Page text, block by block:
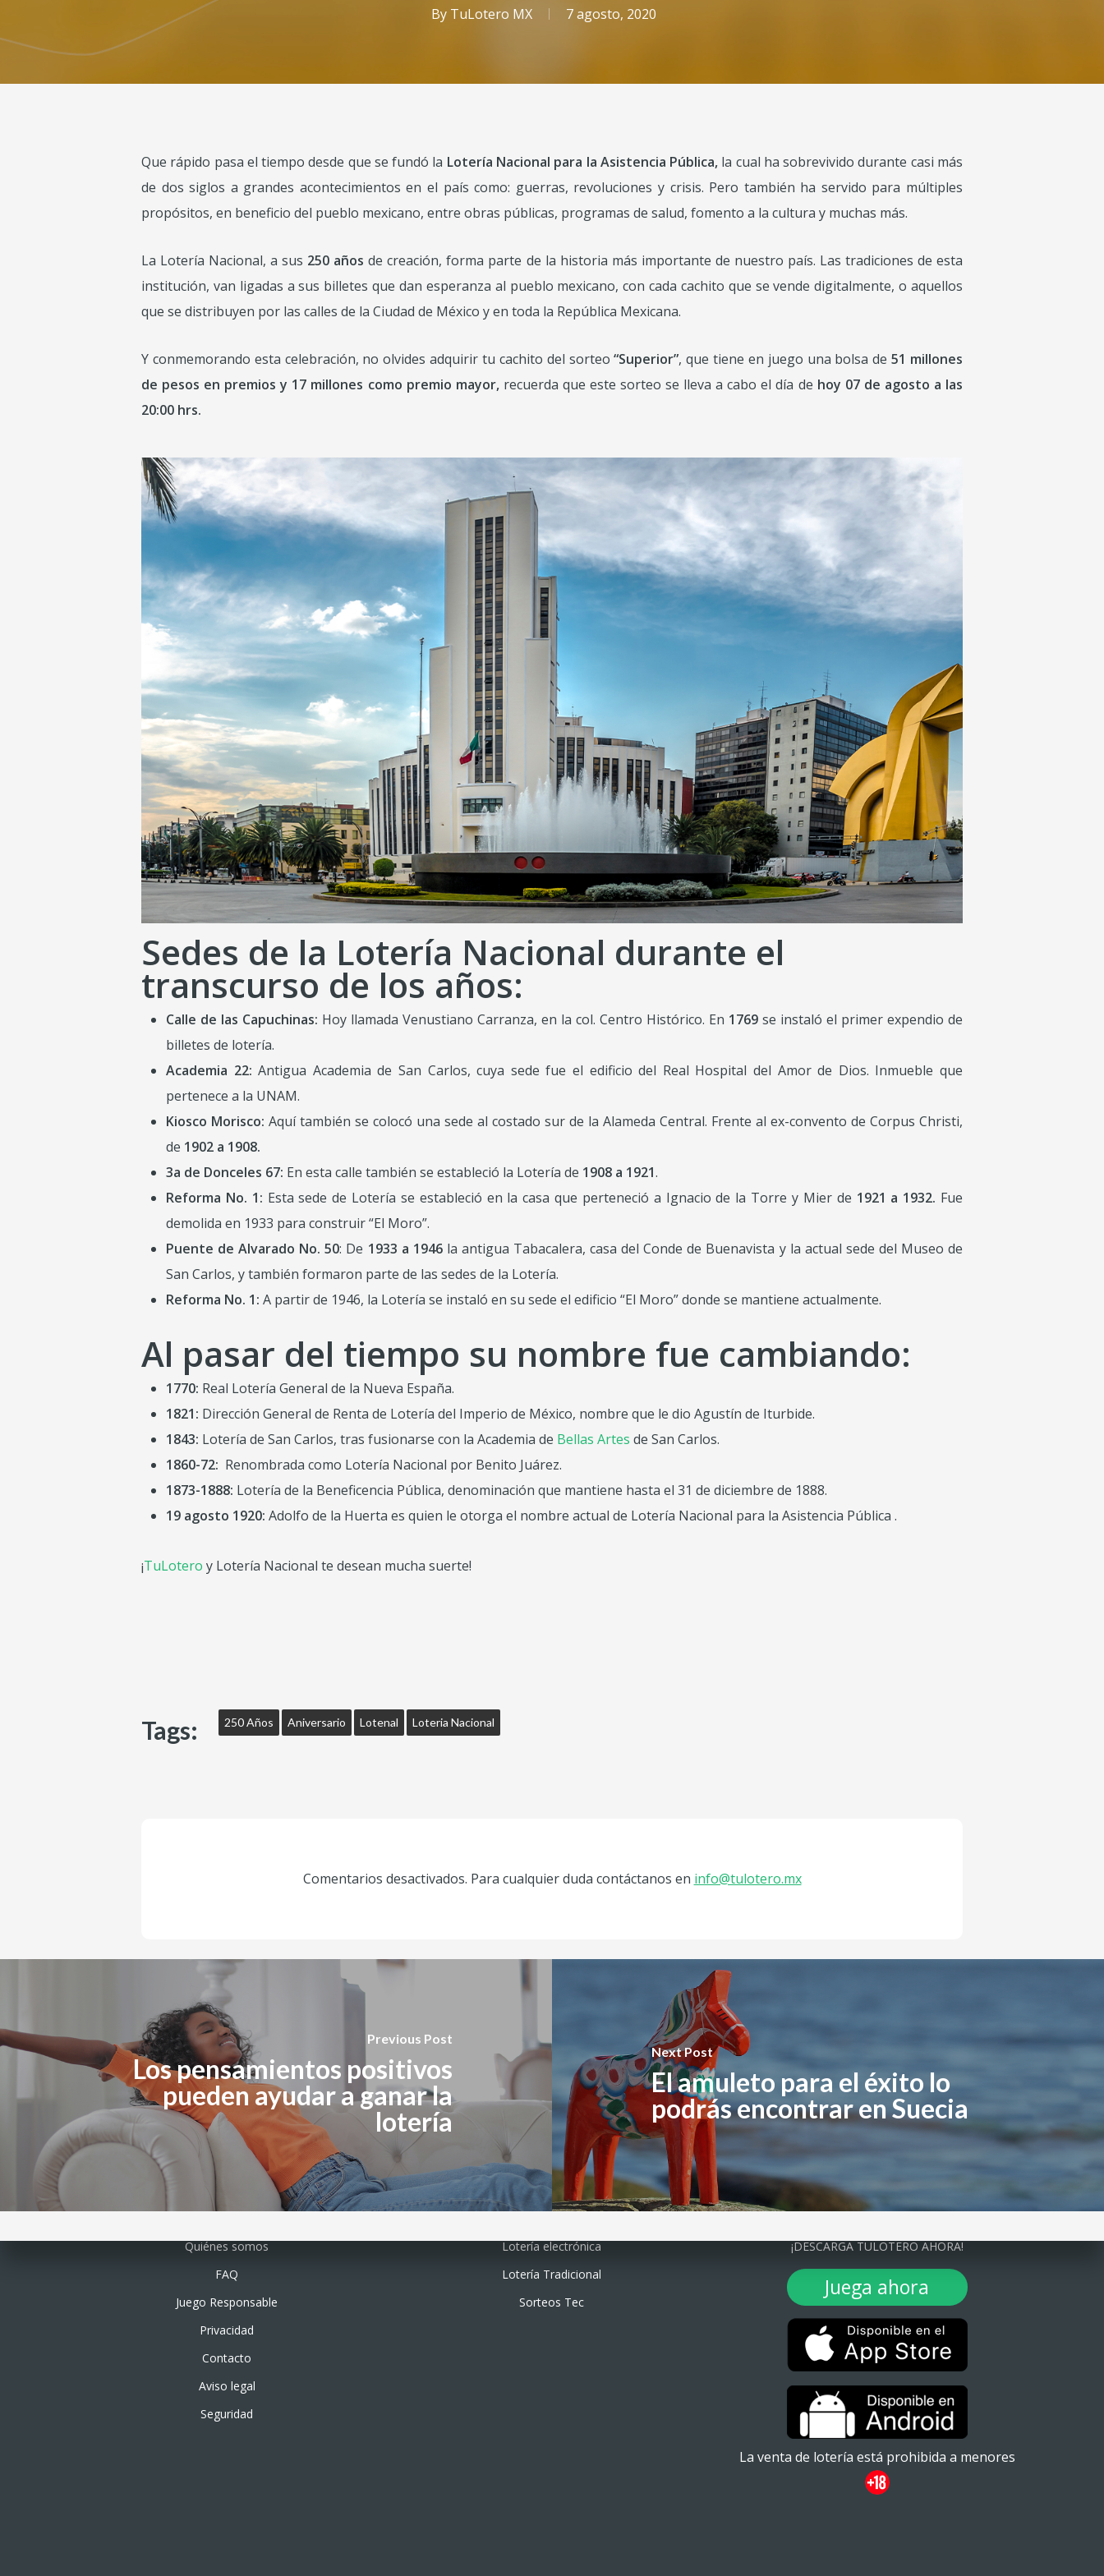
By TuLotero MX 7 agosto, 2020
Que rápido pasa el tiempo desde que se fundó la Lotería Nacional para la Asistencia Pública, la cual ha sobrevivido durante casi más
de dos siglos a grandes acontecimientos en el país como: guerras, revoluciones y crisis. Pero también ha servido para múltiples
propósitos, en beneficio del pueblo mexicano, entre obras públicas, programas de salud, fomento a la cultura y muchas más.
La Lotería Nacional, a sus 250 años de creación, forma parte de la historia más importante de nuestro país. Las tradiciones de esta
institución, van ligadas a sus billetes que dan esperanza al pueblo mexicano, con cada cachito que se vende digitalmente, o aquellos
que se distribuyen por las calles de la Ciudad de México y en toda la República Mexicana.
Y conmemorando esta celebración, no olvides adquirir tu cachito del sorteo“Superior”, que tiene en juego una bolsa de51 millones
de pesos en premios y 17 millones como premio mayor, recuerda que este sorteo se lleva a cabo el día de hoy 07 de agosto a las
20:00 hrs.
Sedes de la Lotería Nacional durante el
transcurso de los años:
Calle de las Capuchinas: Hoy llamada Venustiano Carranza, en la col. Centro Histórico. En 1769 se instaló el primer expendio de
billetes de lotería.
Academia 22: Antigua Academia de San Carlos, cuya sede fue el edificio del Real Hospital del Amor de Dios. Inmueble que
pertenece a la UNAM.
Kiosco Morisco: Aquí también se colocó una sede al costado sur de la Alameda Central. Frente al ex-convento de Corpus Christi,
de 1902 a 1908.
3a de Donceles 67: En esta calle también se estableció la Lotería de 1908 a 1921.
Reforma No. 1: Esta sede de Lotería se estableció en la casa que perteneció a Ignacio de la Torre y Mier de 1921 a 1932. Fue
demolida en 1933 para construir “El Moro”.
Puente de Alvarado No. 50: De 1933 a 1946la antigua Tabacalera, casa del Conde de Buenavista y la actual sede del Museo de
San Carlos, y también formaron parte de las sedes de la Lotería.
Reforma No. 1: A partir de 1946, la Lotería se instaló en su sede el edificio “El Moro” donde se mantiene actualmente.
Al pasar del tiempo su nombre fue cambiando:
1770: Real Lotería General de la Nueva España.
1821: Dirección General de Renta de Lotería del Imperio de México, nombre que le dio Agustín de Iturbide.
1843: Lotería de San Carlos, tras fusionarse con la Academia de Bellas Artes de San Carlos.
1860-72: Renombrada como Lotería Nacional por Benito Juárez.
1873-1888: Lotería de la Beneficencia Pública, denominación que mantiene hasta el 31 de diciembre de 1888.
19 agosto 1920: Adolfo de la Huerta es quien le otorga el nombre actual de Lotería Nacional para la Asistencia Pública .
¡TuLotero y Lotería Nacional te desean mucha suerte!
Tags: 250 Años Aniversario Lotenal Loteria Nacional
Comentarios desactivados. Para cualquier duda contáctanos en info@tulotero.mx
Previous Post
Los pensamientos positivos
pueden ayudar a ganar la
lotería
Next Post
El amuleto para el éxito lo
podrás encontrar en Suecia
Quiénes somos
FAQ
Juego Responsable
Privacidad
Contacto
Aviso legal
Seguridad
Lotería electrónica
Lotería Tradicional
Sorteos Tec
¡DESCARGA TULOTERO AHORA!
Juega ahora
La venta de lotería está prohibida a menores